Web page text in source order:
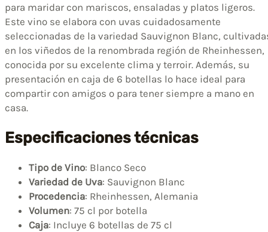
para maridar con mariscos, ensaladas y platos ligeros.
Este vino se elabora con uvas cuidadosamente
seleccionadas de la variedad Sauvignon Blanc,
en los viñedos de la renombrada región de Rheinhessen,
conocida por su excelente clima y terroir. Además, su
presentación en caja de 6 botellas lo hace ideal para
compartir con amigos o para tener siempre a mano en
casa.
Especificaciones técnicas
Tipo de Vino: Blanco Seco
Variedad de Uva: Sauvignon Blanc
Procedencia: Rheinhessen, Alemania
Volumen: 75 cl por botella
Caja: Incluye 6 botellas de 75 cl